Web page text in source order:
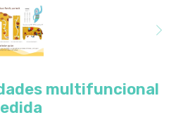
multifuncional